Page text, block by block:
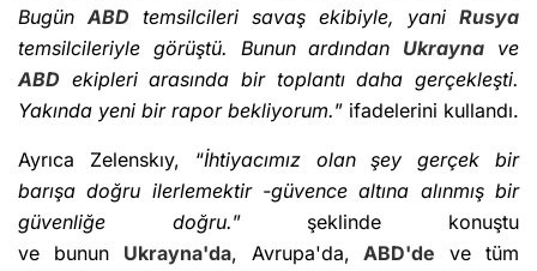
BugünABD temsilcileri savaş ekibiyle, yani Rusya
temsilcileriyle görüştü. Bunun ardından Ukrayna ve
ABD ekipleri arasında bir toplantı daha gerçekleşti.
Yakında yeni bir rapor bekliyorum.” ifadelerini kullandı.
Ayrıca Zelenskıy, “İhtiyacımız olan şey gerçek bir
barışa doğru ilerlemektir -güvence altına alınmış bir
güvenliğe doğru.” şeklinde konuştu
ve
bunun Ukrayna'da, Avrupa'da,ABD'de ve tüm